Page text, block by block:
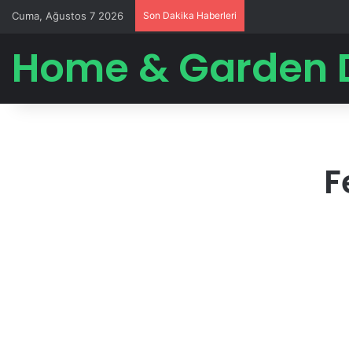
Cuma, Ağustos 7 2026 Son Dakika Haberleri
Home & Garden